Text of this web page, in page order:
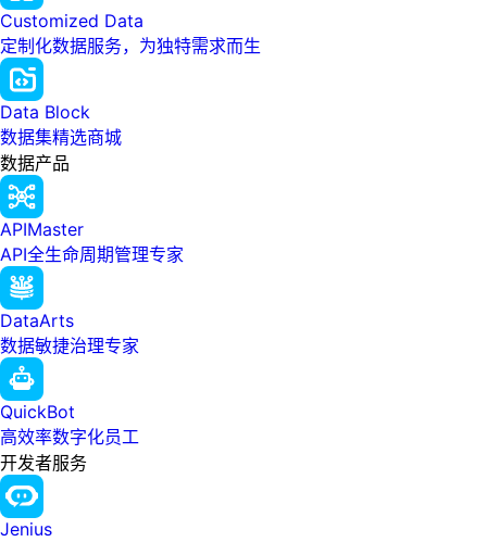
Customized Data
定制化数据服务，为独特需求而生
Data Block
数据集精选商城
数据产品
APIMaster
API全生命周期管理专家
DataArts
数据敏捷治理专家
QuickBot
高效率数字化员工
开发者服务
Jenius